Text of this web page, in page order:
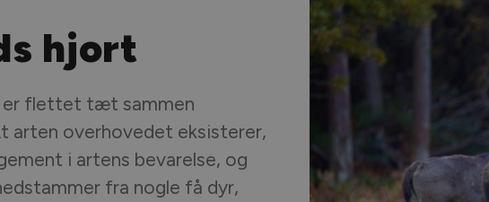
hjort
er flettet tæt sammen
arten overhovedet eksisterer,
i artens bevarelse, og
fra nogle få dyr,